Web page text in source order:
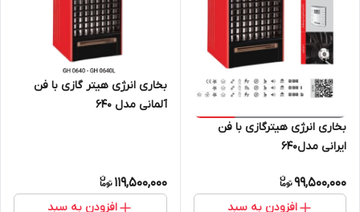
بخاری انرژی هیترگازی با فن
ایرانی مدل640
99,500,000
افزودن به سبد
بخاری انرژی هیتر گازی با فن
آلمانی مدل 640
119,500,000
افزودن به سبد